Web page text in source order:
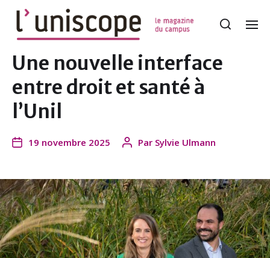
Une nouvelle interface
entre droit et santé à
l’Unil
19 novembre 2025 Par Sylvie Ulmann